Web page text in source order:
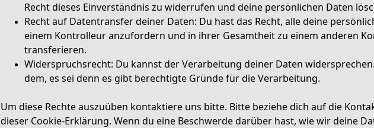
Recht dieses Einverständnis zu widerrufen und deine persönlichen Daten
Recht auf Datentransfer deiner Daten: Du hast das Recht, alle deine
einem Kontrolleur anzufordern und in ihrer Gesamtheit zu einem anderen
transferieren.
Widerspruchsrecht: Du kannst der Verarbeitung deiner Daten
dem, es sei denn es gibt berechtigte Gründe für die Verarbeitung.
Um diese Rechte auszuüben kontaktiere uns bitte. Bitte beziehe dich auf die
dieser Cookie-Erklärung. Wenn du eine Beschwerde darüber hast, wie wir deine